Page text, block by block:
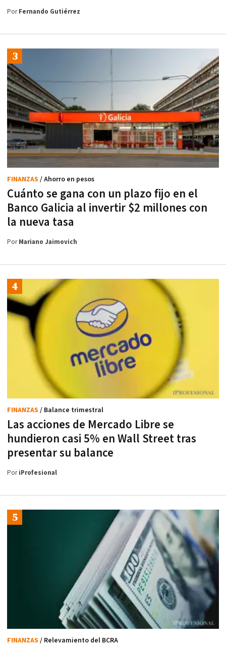
PorFernando Gutiérrez
Cuánto se gana con un plazo fijo en el
Banco Galicia al invertir $2 millones con
la nueva tasa
FINANZAS / Ahorro en pesos
PorMariano Jaimovich
Las acciones de Mercado Libre se
hundieron casi 5% en Wall Street tras
presentar su balance
FINANZAS / Balance trimestral
PoriProfesional
FINANZAS / Relevamiento del BCRA